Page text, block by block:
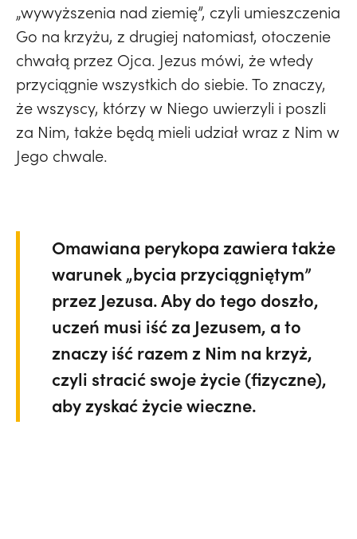
„wywyższenia nad ziemię”, czyli umieszczenia
Go na krzyżu, z drugiej natomiast, otoczenie
chwałą przez Ojca. Jezus mówi, że wtedy
przyciągnie wszystkich do siebie. To znaczy,
że wszyscy, którzy w Niego uwierzyli i poszli
za Nim, także będą mieli udział wraz z Nim w
Jego chwale.
Omawiana perykopa zawiera także
warunek „bycia przyciągniętym”
przez Jezusa. Aby do tego doszło,
uczeń musi iść za Jezusem, a to
znaczy iść razem z Nim na krzyż,
czyli stracić swoje życie (fizyczne),
aby zyskać życie wieczne.